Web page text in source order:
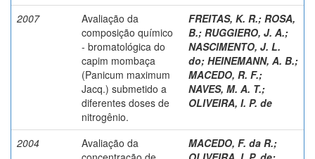
2007
Avaliação da
composição químico
- bromatológica do
capim mombaça
(Panicum maximum
Jacq.) submetido a
diferentes doses de
nitrogênio.
FREITAS, K. R.; ROSA,
B.; RUGGIERO, J. A.;
NASCIMENTO, J. L.
do; HEINEMANN, A. B.;
MACEDO, R. F.;
NAVES, M. A. T.;
OLIVEIRA, I. P. de
2004
Avaliação da
MACEDO, F. da R.;